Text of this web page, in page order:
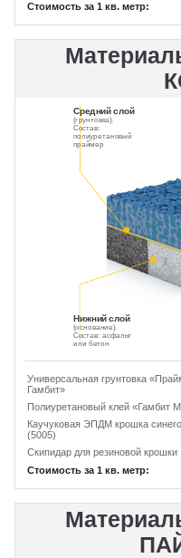
Стоимость за 1 кв. метр:
Нижний слой
(основание).
Состав: асфальт
или бетон
Средний слой
(грунтовка).
Состав:
полиуретановый
праймер
Универсальная грунтовка
Гамбит»
Полиуретановый клей «Гамбит
Каучуковая ЭПДМ крошка
(5005)
Скипидар для резиновой крошки
Стоимость за 1 кв. метр: